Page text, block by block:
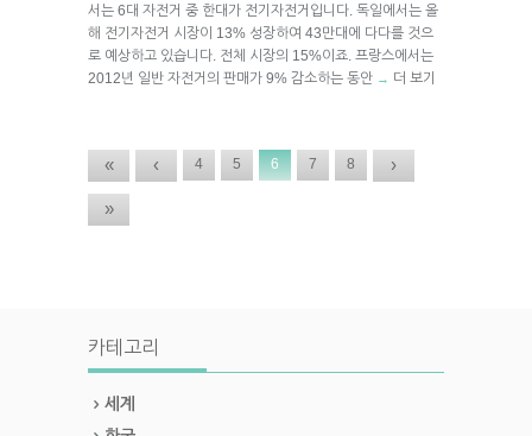
서는 6대 자전거 중 한대가 전기자전거입니다. 독일에서는 올
해 전기자전거 시장이 13% 성장하여 43만대에 다다를 것으
로 예상하고 있습니다. 전체 시장의 15%이죠. 프랑스에서는
2012년 일반 자전거의 판매가 9% 감소하는 동안 → 더 보기
« ‹ 4 5 6 7 8 ›
»
카테고리
세계